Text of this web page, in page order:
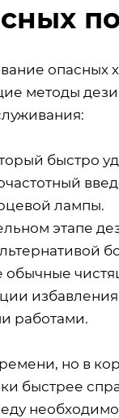
опасных
методы
быстро
лампы.
этапе
работами.
но в
быстрее